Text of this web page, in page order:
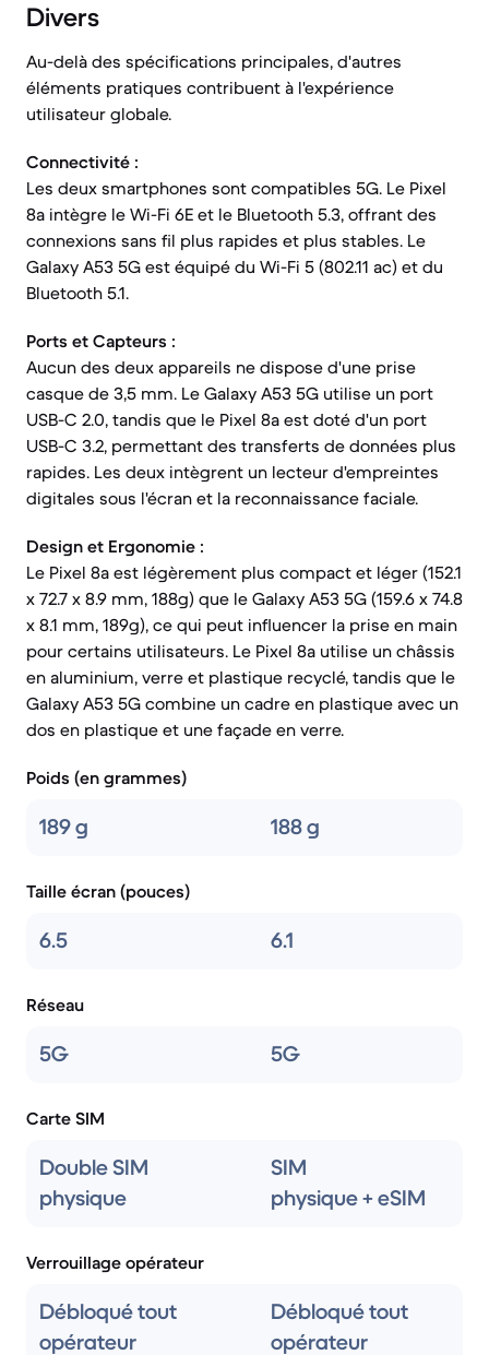
Divers
Au-delà des spécifications principales, d'autres
éléments pratiques contribuent à l'expérience
utilisateur globale.
Connectivité :
Les deux smartphones sont compatibles 5G. Le Pixel
8a intègre le Wi-Fi 6E et le Bluetooth 5.3, offrant des
connexions sans fil plus rapides et plus stables. Le
Galaxy A53 5G est équipé du Wi-Fi 5 (802.11 ac) et du
Bluetooth 5.1.
Ports et Capteurs :
Aucun des deux appareils ne dispose d'une prise
casque de 3,5 mm. Le Galaxy A53 5G utilise un port
USB-C 2.0, tandis que le Pixel 8a est doté d'un port
USB-C 3.2, permettant des transferts de données plus
rapides. Les deux intègrent un lecteur d'empreintes
digitales sous l'écran et la reconnaissance faciale.
Design et Ergonomie :
Le Pixel 8a est légèrement plus compact et léger (152.1
x 72.7 x 8.9 mm, 188g) que le Galaxy A53 5G (159.6 x 74.8
x 8.1 mm, 189g), ce qui peut influencer la prise en main
pour certains utilisateurs. Le Pixel 8a utilise un châssis
en aluminium, verre et plastique recyclé, tandis que le
Galaxy A53 5G combine un cadre en plastique avec un
dos en plastique et une façade en verre.
Poids (en grammes)
189 g 188 g
Taille écran (pouces)
6.5 6.1
Réseau
5G 5G
Carte SIM
Double SIM
physique
SIM
physique + eSIM
Verrouillage opérateur
Débloqué tout
opérateur
Débloqué tout
opérateur